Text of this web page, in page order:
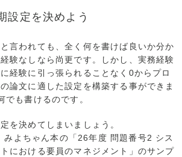
設定を決めよう
言われても、全く何を書けば良いか分か
験なしなら尚更です。しかし、実務経験
経験に引っ張られることなく0からプロ
論文に適した設定を構築する事ができま
も書けるのです。
を決めてしまいましょう。
みよちゃん本の「26年度 問題番号2 シス
における要員のマネジメント」のサンプ